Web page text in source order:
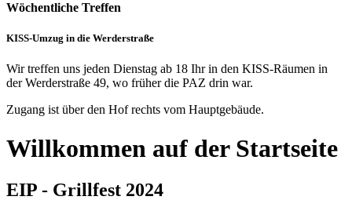
Wöchentliche Treffen
KISS-Umzug in die Werderstraße
Wir treffen uns jeden Dienstag ab 18 Ihr in den KISS-Räumen in
der Werderstraße 49, wo früher die PAZ drin war.
Zugang ist über den Hof rechts vom Hauptgebäude.
Willkommen auf der Startseite
EIP - Grillfest 2024